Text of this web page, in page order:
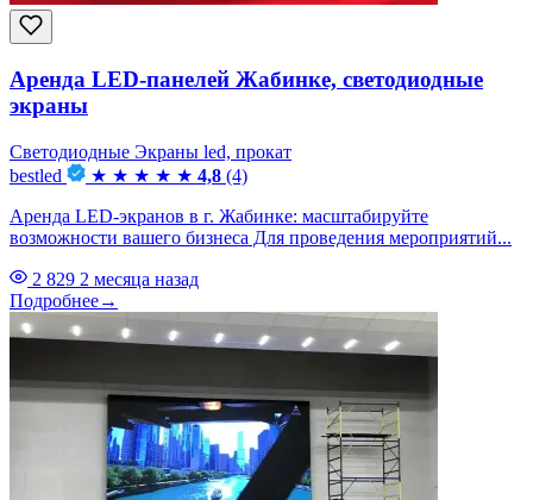
Аренда LED-панелей Жабинке, светодиодные
экраны
Светодиодные Экраны led, прокат
bestled
★ ★ ★ ★ ★ 4,8 (4)
Аренда LED-экранов в г. Жабинке: масштабируйте
возможности вашего бизнеса Для проведения мероприятий...
2 829 2 месяца назад
Подробнее→